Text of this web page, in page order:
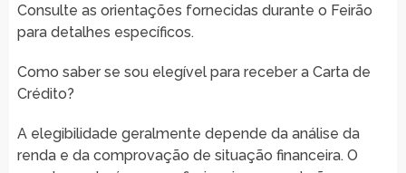
Consulte as orientações fornecidas durante o Feirão
para detalhes específicos.
Como saber se sou elegível para receber a Carta de
Crédito?
A elegibilidade geralmente depende da análise da
renda e da comprovação de situação financeira. O